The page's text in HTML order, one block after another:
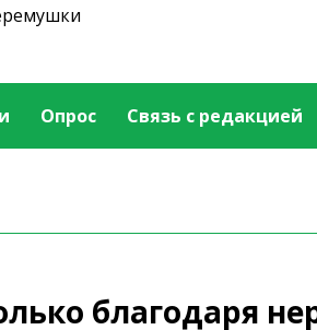
Опрос Связь с редакцией
благодаря